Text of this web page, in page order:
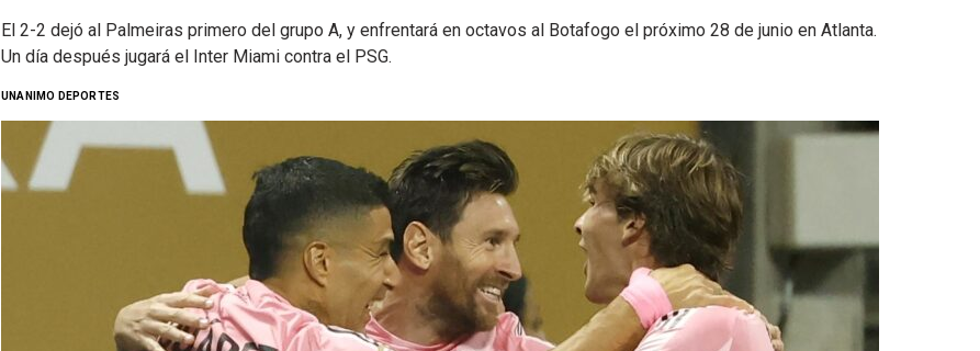
El 2-2 dejó al Palmeiras primero del grupo A, y enfrentará en octavos al Botafogo el próximo 28 de junio en Atlanta.
Un día después jugará el Inter Miami contra el PSG.
UNANIMO DEPORTES